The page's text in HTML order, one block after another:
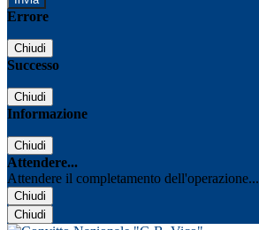
Errore
Chiudi
Successo
Chiudi
Informazione
Chiudi
Attendere...
Attendere il completamento dell'operazione...
Chiudi
Chiudi